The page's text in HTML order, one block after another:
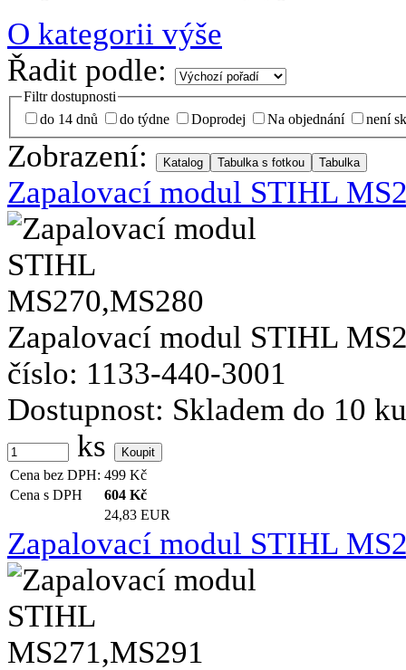
O kategorii výše
Řadit podle:
Filtr dostupnosti
do 14 dnů
do týdne Doprodej Na objednání není
Zobrazení:
Zapalovací modul STIHL
Zapalovací modul STIHL
číslo: 1133-440-3001
Dostupnost: Skladem do 10
ks
Cena bez DPH: 499 Kč
Cena s DPH
604 Kč
24,83 EUR
Zapalovací modul STIHL